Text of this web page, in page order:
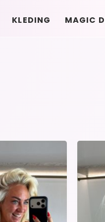
KLEDING MAGIC